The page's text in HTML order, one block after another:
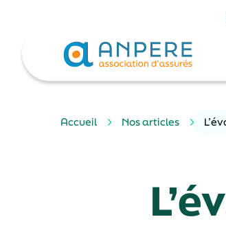
Accueil Nos articles